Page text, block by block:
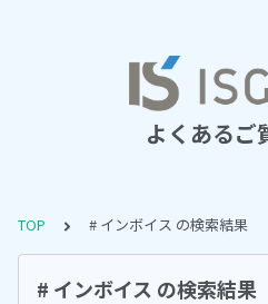
よくあるご
TOP # インボイス の検索結果
# インボイス の検索結果